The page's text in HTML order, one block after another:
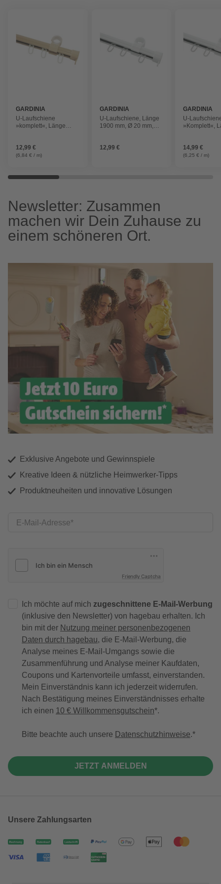
GARDINIA
U-Laufschiene
»komplett«, Länge
12,99 €
(6,84 € / m)
GARDINIA
U-Laufschiene, Länge
1900 mm, Ø 20 mm,
12,99 €
GARDINIA
U-
»Komplett«,
14,99 €
(6,25 € / m)
Newsletter: Zusammen
machen wir Dein Zuhause zu
einem schöneren Ort.
Exklusive Angebote und Gewinnspiele
Kreative Ideen & nützliche Heimwerker-Tipps
Produktneuheiten und innovative Lösungen
E-Mail-Adresse
Friendly Captcha
Ich möchte auf mich zugeschnittene E-Mail-Werbung
(inklusive den Newsletter) von hagebau erhalten. Ich
bin mit der Nutzung meiner personenbezogenen
Daten durch hagebau, die E-Mail-Werbung, die
Analyse meines E-Mail-Umgangs sowie die
Zusammenführung und Analyse meiner Kaufdaten,
Coupons und Kartenvorteile umfasst, einverstanden.
Mein Einverständnis kann ich jederzeit widerrufen.
Nach Bestätigung meines Einverständnisses erhalte
ich einen 10 € Willkommensgutschein*.
Bitte beachte auch unsere Datenschutzhinweise.
JETZT ANMELDEN
Unsere Zahlungsarten